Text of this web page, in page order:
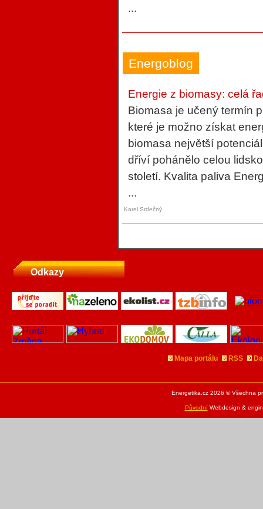
...
Energoblog
Energie z biomasy: celá
Biomasa je učený termín
které je možno získat
biomasa největší
dříví pohánělo celou
století. Kvalita paliva
...
Karel Srdečný
Odkazy
Mapa portálu RSS
Energetika.cz 2026 © Všechna
PůvodníWebdesign &